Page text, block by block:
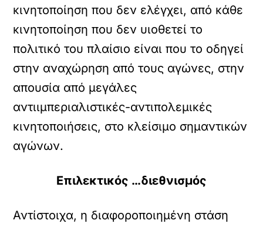
κινητοποίηση που δεν ελέγχει, από κάθε
κινητοποίηση που δεν υιοθετεί το
πολιτικό του πλαίσιο είναι που το οδηγεί
στην αναχώρηση από τους αγώνες, στην
απουσία από μεγάλες
αντιιμπεριαλιστικές-αντιπολεμικές
κινητοποιήσεις, στο κλείσιμο σημαντικών
αγώνων.
Επιλεκτικός …διεθνισμός
Αντίστοιχα, η διαφοροποιημένη στάση